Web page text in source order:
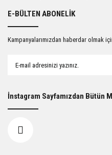
E-BÜLTEN ABONELİK
Kampanyalarımızdan haberdar olmak
İnstagram Sayfamızdan